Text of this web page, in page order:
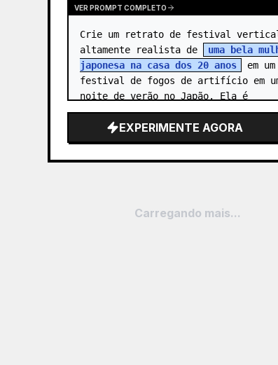
as tarefas agendadas do YouMind para
interpretação todas as manhãs (é
configurar a tarefa você mesmo).
VER PROMPT COMPLETO
Crie um retrato de festival
altamente realista de
uma bela
japonesa na casa dos 20 anos
em um
festival de fogos de artifício em
noite de verão no Japão. Ela é
mostrada da cintura para cima e…
EXPERIMENTE AGORA
Carregando mais...